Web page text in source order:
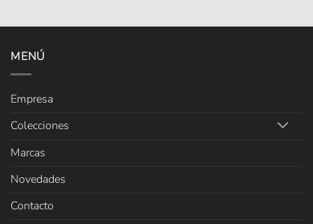
MENÚ
Empresa
Colecciones
Marcas
Novedades
Contacto